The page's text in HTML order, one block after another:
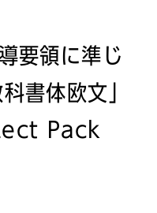
要領に準じ
書体欧文」
Pack